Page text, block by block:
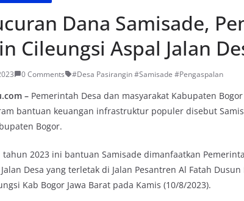
Dana Samisade,
Cileungsi Aspal Jalan
0 Comments #Desa Pasirangin #Samisade #Pengaspalan
– Pemerintah Desa dan masyarakat Kabupaten
bantuan keuangan infrastruktur populer disebut
Bogor.
2023 ini bantuan Samisade dimanfaatkan
Desa yang terletak di Jalan Pesantren Al Fatah Dusun
Kab Bogor Jawa Barat pada Kamis (10/8/2023).